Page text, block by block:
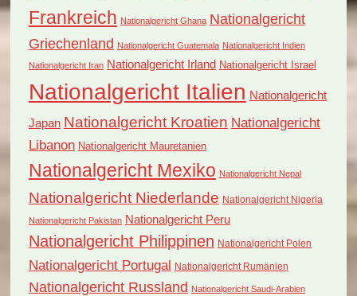
Frankreich Nationalgericht Ghana Nationalgericht
Griechenland Nationalgericht Guatemala Nationalgericht Indien
Nationalgericht Iran Nationalgericht Irland Nationalgericht Israel
Nationalgericht Italien Nationalgericht
Japan Nationalgericht Kroatien Nationalgericht
Libanon Nationalgericht Mauretanien
Nationalgericht Mexiko Nationalgericht Nepal
Nationalgericht Niederlande Nationalgericht Nigeria
Nationalgericht Pakistan Nationalgericht Peru
Nationalgericht Philippinen Nationalgericht Polen
Nationalgericht Portugal Nationalgericht Rumänien
Nationalgericht Russland Nationalgericht Saudi-Arabien